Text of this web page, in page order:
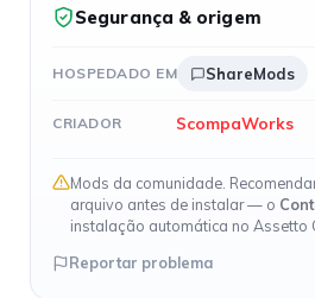
Segurança & origem
HOSPEDADO EM ShareMods
CRIADOR ScompaWorks
Mods da comunidade.
arquivo antes de instalar — o
instalação automática no Assetto
Reportar problema